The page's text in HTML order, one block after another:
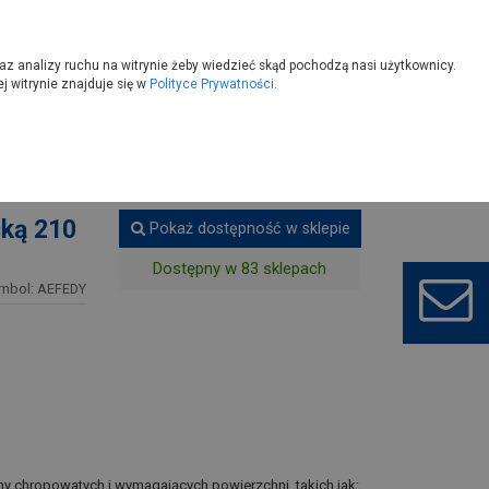
210
AEFEDY
Pokaż dostępność w sklepie
Dostępny w 83 sklepach
chropowatych i wymagających powierzchni, takich jak:
analizy ruchu na witrynie żeby wiedzieć skąd pochodzą nasi użytkownicy.
witrynie znajduje się w Polityce Prywatności.